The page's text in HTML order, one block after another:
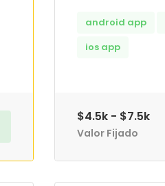
android app
ios app
$4.5k - $7.5k
Valor Fijado